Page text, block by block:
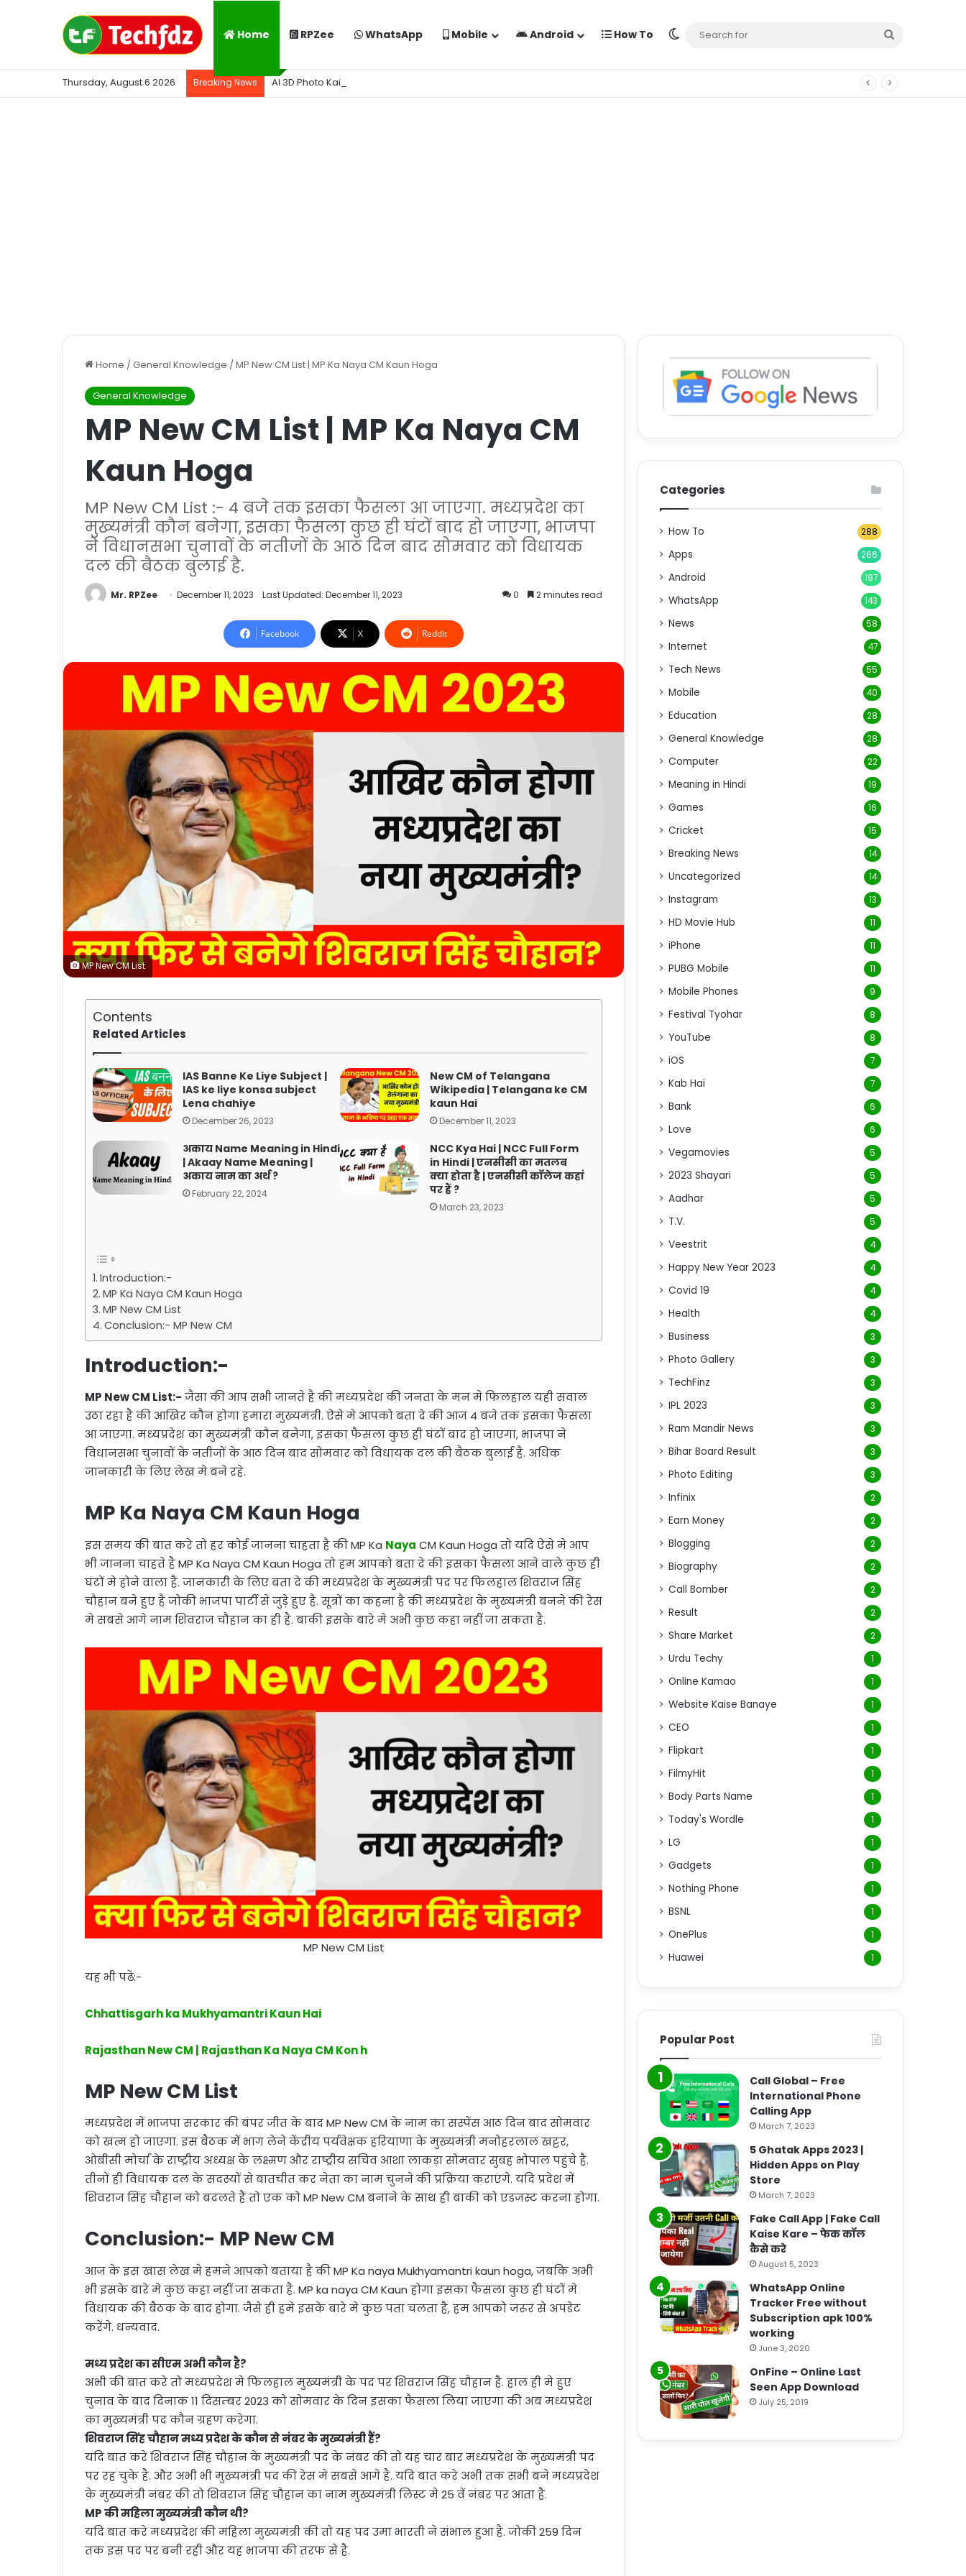
Home RPZee WhatsApp Mobile Android How To Switch skin
Thursday, August 6 2026 Breaking News AI 3D Photo Kaise Banaye Free Mein | Google Gemini Prompt
Home /General Knowledge /MP New CM List | MP Ka Naya CM Kaun Hoga
General Knowledge
MP New CM List | MP Ka Naya CM
Kaun Hoga
MP New CM List :- 4 बजे तक इसका फैसला आ जाएगा. मध्यप्रदेश का
मुख्यमंत्री कौन बनेगा, इसका फैसला कुछ ही घंटों बाद हो जाएगा, भाजपा
ने विधानसभा चुनावों के नतीजों के आठ दिन बाद सोमवार को विधायक
दल की बैठक बुलाई है.
Mr. RPZee December 11, 2023 Last Updated: December 11, 2023 0 2 minutes read
Facebook X Reddit
MP New CM List
Contents
Related Articles
IAS Banne Ke Liye Subject |
IAS ke liye konsa subject
Lena chahiye
December 26, 2023
New CM of Telangana
Wikipedia | Telangana ke CM
kaun Hai
December 11, 2023
अकाय Name Meaning in Hindi
| Akaay Name Meaning |
अकाय नाम का अर्थ ?
February 22, 2024
NCC Kya Hai | NCC Full Form
in Hindi | एनसीसी का मतलब
क्या होता है | एनसीसी कॉलेज कहां
पर हैं ?
March 23, 2023
Introduction:-
MP Ka Naya CM Kaun Hoga
MP New CM List
Conclusion:- MP New CM
Introduction:-
MP New CM List:- जैसा की आप सभी जानते है की मध्यप्रदेश की जनता के मन मे फिलहाल यही सवाल
उठा रहा है की आखिर कौन होगा हमारा मुख्यमंत्री. ऐसे मे आपको बता दे की आज 4 बजे तक इसका फैसला
आ जाएगा. मध्यप्रदेश का मुख्यमंत्री कौन बनेगा, इसका फैसला कुछ ही घंटों बाद हो जाएगा, भाजपा ने
विधानसभा चुनावों के नतीजों के आठ दिन बाद सोमवार को विधायक दल की बैठक बुलाई है. अधिक
जानकारी के लिए लेख मे बने रहे.
MP Ka Naya CM Kaun Hoga
इस समय की बात करे तो हर कोई जानना चाहता है की MP Ka Naya CM Kaun Hoga तो यदि ऐसे मे आप
भी जानना चाहते है MP Ka Naya CM Kaun Hoga तो हम आपको बता दे की इसका फैसला आने वाले कुछ ही
घंटों मे होने वाला है. जानकारी के लिए बता दे की मध्यप्रदेश के मुख्यमंत्री पद पर फिलहाल शिवराज सिंह
चौहान बने हुए है जोकी भाजपा पार्टी से जुड़े हुए है. सूत्रों का कहना है की मध्यप्रदेश के मुख्यमंत्री बनने की रेस
मे सबसे आगे नाम शिवराज चौहान का ही है. बाकी इसके बारे मे अभी कुछ कहा नहीं जा सकता है.
MP New CM List
यह भी पढे:-
Chhattisgarh ka Mukhyamantri Kaun Hai
Rajasthan New CM | Rajasthan Ka Naya CM Kon h
MP New CM List
मध्यप्रदेश में भाजपा सरकार की बंपर जीत के बाद MP New CM के नाम का सस्पेंस आठ दिन बाद सोमवार
को खत्म हो जाएगा. इस बैठक में भाग लेने केंद्रीय पर्यवेक्षक हरियाणा के मुख्यमंत्री मनोहरलाल खट्टर,
ओबीसी मोर्चा के राष्ट्रीय अध्यक्ष के लक्ष्मण और राष्ट्रीय सचिव आशा लाकड़ा सोमवार सुबह भोपाल पहुंचे है.
तीनों ही विधायक दल के सदस्यों से बातचीत कर नेता का नाम चुनने की प्रक्रिया कराएंगे. यदि प्रदेश में
शिवराज सिंह चौहान को बदलते हैं तो एक को MP New CM बनाने के साथ ही बाकी को एडजस्ट करना होगा.
Conclusion:- MP New CM
आज के इस खास लेख मे हमने आपको बताया है की MP Ka naya Mukhyamantri kaun hoga, जबकि अभी
भी इसके बारे मे कुछ कहा नहीं जा सकता है. MP ka naya CM Kaun होगा इसका फैसला कुछ ही घंटों मे
विधायक की बैठक के बाद होगा. जैसे ही हमे इसके बारे मे कुछ पता चलता है, हम आपको जरूर से अपडेट
करेंगे. धन्यवाद.
मध्य प्रदेश का सीएम अभी कौन है?
अभी की बात करे तो मध्यप्रदेश मे फिलहाल मुख्यमंत्री के पद पर शिवराज सिंह चौहान है. हाल ही मे हुए
चुनाव के बाद दिनाक 11 दिसम्बर 2023 को सोमवार के दिन इसका फैसला लिया जाएगा की अब मध्यप्रदेश
का मुख्यमंत्री पद कौन ग्रहण करेगा.
शिवराज सिंह चौहान मध्य प्रदेश के कौन से नंबर के मुख्यमंत्री हैं?
यदि बात करे शिवराज सिंह चौहान के मुख्यमंत्री पद के नंबर की तो यह चार बार मध्यप्रदेश के मुख्यमंत्री पद
पर रह चुके है. और अभी भी मुख्यमंत्री पद की रेस मे सबसे आगे है. यदि बात करे अभी तक सभी बने मध्यप्रदेश
के मुख्यमंत्री नंबर की तो शिवराज सिंह चौहान का नाम मुख्यमंत्री लिस्ट मे 25 वें नंबर पर आता है.
MP की महिला मुख्यमंत्री कौन थी?
यदि बात करे मध्यप्रदेश की महिला मुख्यमंत्री की तो यह पद उमा भारती ने संभाल हुआ है. जोकी 259 दिन
तक इस पद पर बनी रही और यह भाजपा की तरफ से है.
Categories
How To 288
Apps 266
Android 197
WhatsApp 143
News 58
Internet 47
Tech News 55
Mobile 40
Education 28
General Knowledge 28
Computer 22
Meaning in Hindi 19
Games 16
Cricket 15
Breaking News 14
Uncategorized 14
Instagram 13
HD Movie Hub 11
iPhone 11
PUBG Mobile 11
Mobile Phones 9
Festival Tyohar 8
YouTube 8
iOS 7
Kab Hai 7
Bank 6
Love 6
Vegamovies 5
2023 Shayari 5
Aadhar 5
T.V. 5
Veestrit 4
Happy New Year 2023 4
Covid 19 4
Health 4
Business 3
Photo Gallery 3
TechFinz 3
IPL 2023 3
Ram Mandir News 3
Bihar Board Result 3
Photo Editing 3
Infinix 2
Earn Money 2
Blogging 2
Biography 2
Call Bomber 2
Result 2
Share Market 2
Urdu Techy 1
Online Kamao 1
Website Kaise Banaye 1
CEO 1
Flipkart 1
FilmyHit 1
Body Parts Name 1
Today's Wordle 1
LG 1
Gadgets 1
Nothing Phone 1
BSNL 1
OnePlus 1
Huawei 1
Popular Post
Call Global – Free
International Phone
Calling App
March 7, 2023
5 Ghatak Apps 2023 |
Hidden Apps on Play
Store
March 7, 2023
Fake Call App | Fake Call
Kaise Kare – फेक कॉल
कैसे करे
August 5, 2023
WhatsApp Online
Tracker Free without
Subscription apk 100%
working
June 3, 2020
OnFine – Online Last
Seen App Download
July 25, 2019